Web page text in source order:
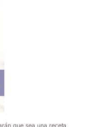
que sea una receta